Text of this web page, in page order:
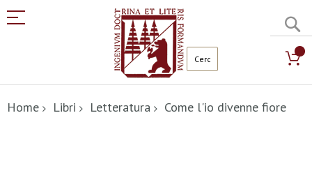
al
contenuto
Home Libri Letteratura Come l'io divenne fiore